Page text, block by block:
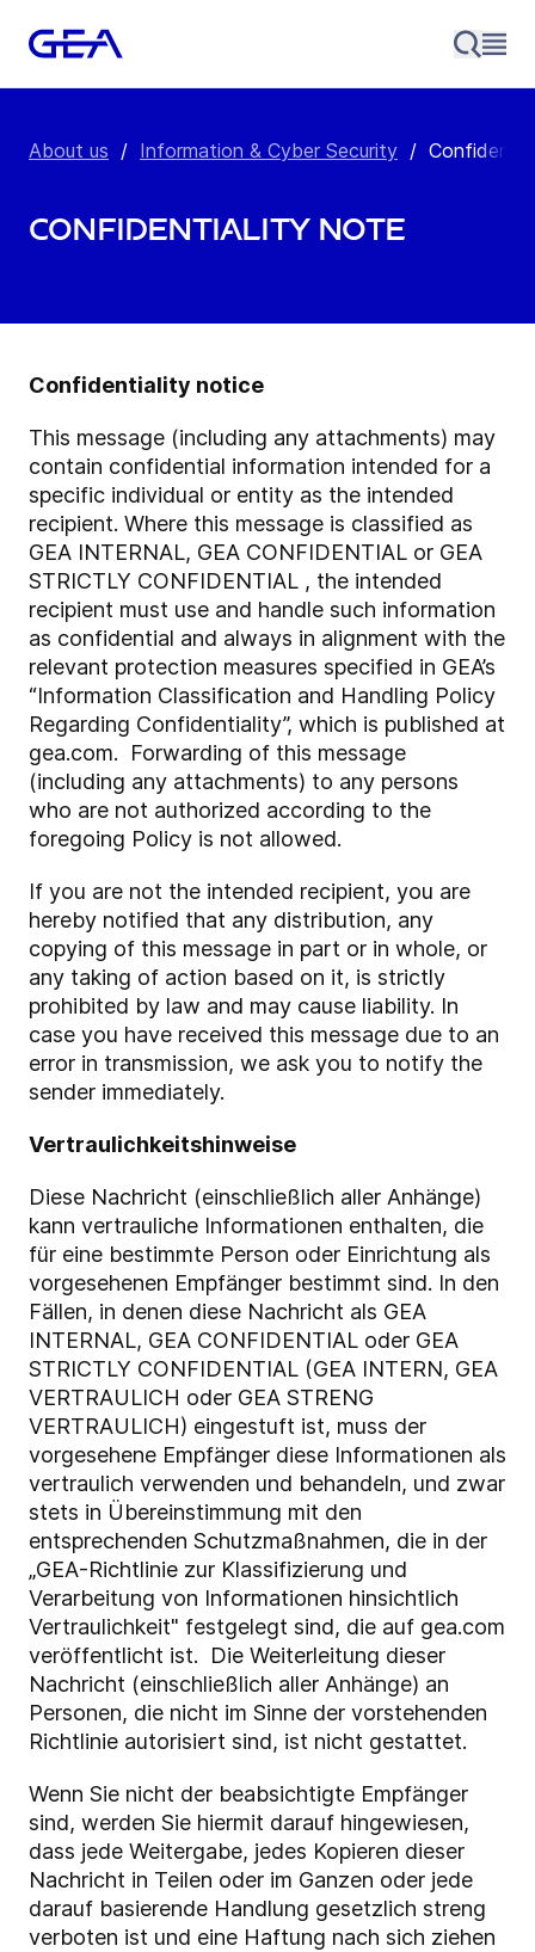
About us / Information & Cyber Security /
Confidentiality Note
Confidentiality notice
This message (including any attachments) may
contain confidential information intended for a
specific individual or entity as the intended
recipient. Where this message is classified as
GEA INTERNAL, GEA CONFIDENTIAL or GEA
STRICTLY CONFIDENTIAL , the intended
recipient must use and handle such information
as confidential and always in alignment with the
relevant protection measures specified in GEA’s
“Information Classification and Handling Policy
Regarding Confidentiality”, which is published at
gea.com. Forwarding of this message
(including any attachments) to any persons
who are not authorized according to the
foregoing Policy is not allowed.
If you are not the intended recipient, you are
hereby notified that any distribution, any
copying of this message in part or in whole, or
any taking of action based on it, is strictly
prohibited by law and may cause liability. In
case you have received this message due to an
error in transmission, we ask you to notify the
sender immediately.
Vertraulichkeitshinweise
Diese Nachricht (einschließlich aller Anhänge)
kann vertrauliche Informationen enthalten, die
für eine bestimmte Person oder Einrichtung als
vorgesehenen Empfänger bestimmt sind. In den
Fällen, in denen diese Nachricht als GEA
INTERNAL, GEA CONFIDENTIAL oder GEA
STRICTLY CONFIDENTIAL (GEA INTERN, GEA
VERTRAULICH oder GEA STRENG
VERTRAULICH) eingestuft ist, muss der
vorgesehene Empfänger diese Informationen als
vertraulich verwenden und behandeln, und zwar
stets in Übereinstimmung mit den
entsprechenden Schutzmaßnahmen, die in der
„GEA-Richtlinie zur Klassifizierung und
Verarbeitung von Informationen hinsichtlich
Vertraulichkeit" festgelegt sind, die auf gea.com
veröffentlicht ist. Die Weiterleitung dieser
Nachricht (einschließlich aller Anhänge) an
Personen, die nicht im Sinne der vorstehenden
Richtlinie autorisiert sind, ist nicht gestattet.
Wenn Sie nicht der beabsichtigte Empfänger
sind, werden Sie hiermit darauf hingewiesen,
dass jede Weitergabe, jedes Kopieren dieser
Nachricht in Teilen oder im Ganzen oder jede
darauf basierende Handlung gesetzlich streng
verboten ist und eine Haftung nach sich ziehen